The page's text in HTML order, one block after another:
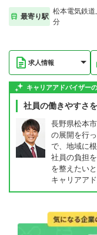
最寄り駅
松本電気鉄
分
求人情報
キャリアアドバイザー
社員の働きやすさ
長野県松本
の展開を行
で、地域に
社員の負担
を整えたい
キャリアア